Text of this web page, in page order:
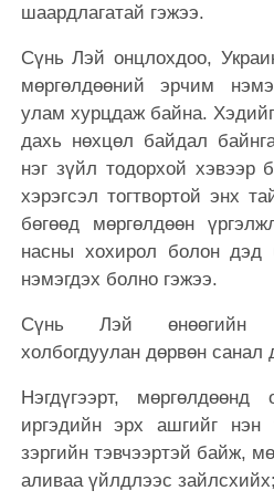
шаардлагатай гэжээ.
Сүнь Лэй онцлохдоо,
мөргөлдөөний эрчим
улам хурцдаж байна.
дахь нөхцөл байдал
нэг зүйл тодорхой хэвээр
хэрэгсэл тогтвортой энх
бөгөөд мөргөлдөөн
насны хохирол болон дэд
нэмэгдэх болно гэжээ.
Сүнь Лэй өнөөгийн
холбогдуулан дөрвөн
Нэгдүгээрт,
иргэдийн эрх ашгийг нэн
зэргийн тэвчээртэй байж,
аливаа үйлдлээс зайлсхийх;